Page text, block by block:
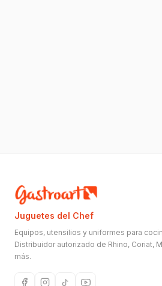
Juguetes del Chef
Equipos, utensilios y uniformes para
Distribuidor autorizado de Rhino, Coriat,
más.